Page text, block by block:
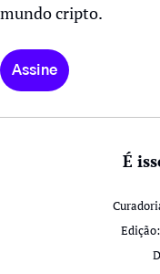
mundo cripto.
Assine
É
Edição: